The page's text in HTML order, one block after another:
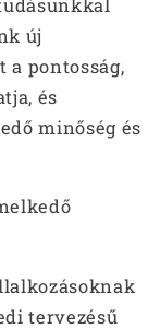
új
a pontosság,
és
minőség és
tervezésű